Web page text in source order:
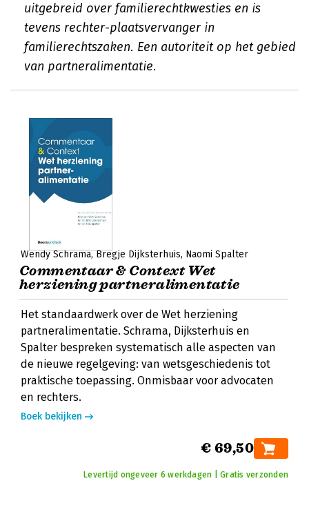
uitgebreid over familierechtkwesties en is
tevens rechter-plaatsvervanger in
familierechtszaken. Een autoriteit op het gebied
van partneralimentatie.
Wendy Schrama Bregje Dijksterhuis Naomi Spalter
Commentaar & Context Wet
herziening partneralimentatie
Het standaardwerk over de Wet herziening
partneralimentatie. Schrama, Dijksterhuis en
Spalter bespreken systematisch alle aspecten van
de nieuwe regelgeving: van wetsgeschiedenis tot
praktische toepassing. Onmisbaar voor advocaten
en rechters.
Boek bekijken
€ 69,50
Levertijd ongeveer 6 werkdagen | Gratis verzonden